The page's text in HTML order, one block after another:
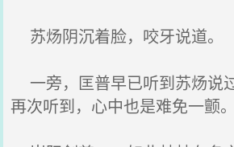
苏炀阴沉着脸，咬牙说道。
一旁，匡普早已听到苏炀说
再次听到，心中也是难免一颤。